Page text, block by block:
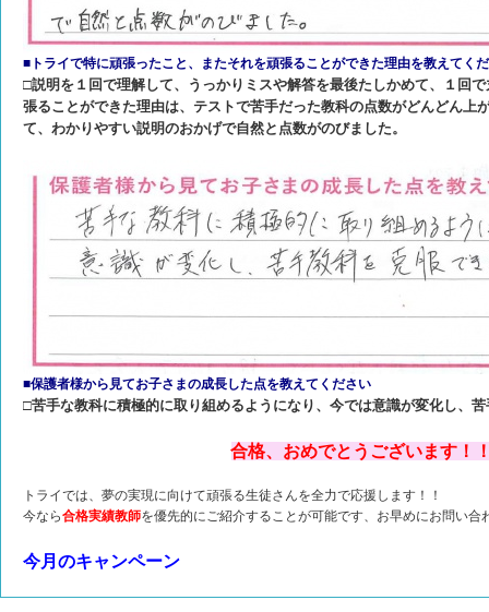
■トライで特に頑張ったこと、またそれを頑張ることができた理由を教えてく
□説明を１回で理解して、うっかりミスや解答を最後たしかめて、１回
張ることができた理由は、テストで苦手だった教科の点数がどんどん上
て、わかりやすい説明のおかげで自然と点数がのびました。
■保護者様から見てお子さまの成長した点を教えてください
□苦手な教科に積極的に取り組めるようになり、今では意識が変化し、
合格、おめでとうございます！
トライでは、夢の実現に向けて頑張る生徒さんを全力で応援します！！
今なら合格実績教師を優先的にご紹介することが可能です、お早めにお問い合
今月のキャンペーン